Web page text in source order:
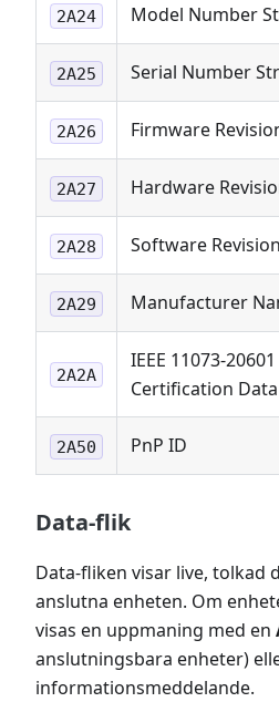
2A24 Model Number
2A25 Serial Number
2A26 Firmware
2A27 Hardware
2A28 Software
2A29 Manufacturer
2A2A
IEEE 11073-
Certification
2A50 PnP ID
Data-flik
Data-fliken visar live, tolkad
anslutna enheten. Om
visas en uppmaning med en
anslutningsbara enheter)
informationsmeddelande.